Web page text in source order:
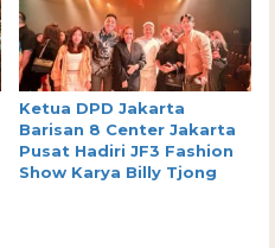
Ketua DPD Jakarta
Barisan 8 Center Jakarta
Pusat Hadiri JF3 Fashion
Show Karya Billy Tjong